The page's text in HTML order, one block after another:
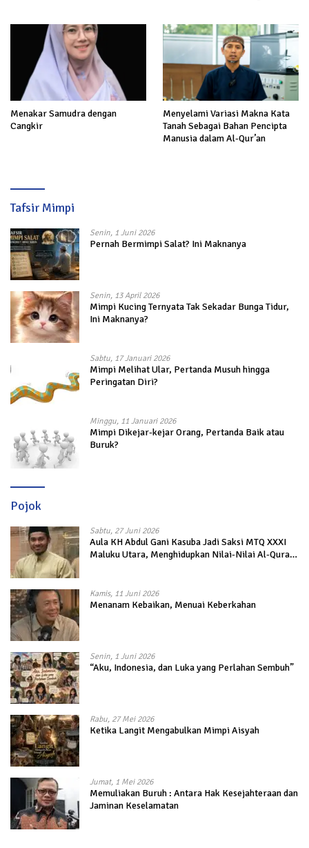
Menakar Samudra dengan
Cangkir
Menyelami Variasi Makna Kata
Tanah Sebagai Bahan Pencipta
Manusia dalam Al-Qur’an
Tafsir Mimpi
Senin, 1 Juni 2026
Pernah Bermimpi Salat? Ini Maknanya
Senin, 13 April 2026
Mimpi Kucing Ternyata Tak Sekadar Bunga Tidur,
Ini Maknanya?
Sabtu, 17 Januari 2026
Mimpi Melihat Ular, Pertanda Musuh hingga
Peringatan Diri?
Minggu, 11 Januari 2026
Mimpi Dikejar-kejar Orang, Pertanda Baik atau
Buruk?
Pojok
Sabtu, 27 Juni 2026
Aula KH Abdul Gani Kasuba Jadi Saksi MTQ XXXI
Maluku Utara, Menghidupkan Nilai-Nilai Al-Quran
Kamis, 11 Juni 2026
Menanam Kebaikan, Menuai Keberkahan
Senin, 1 Juni 2026
“Aku, Indonesia, dan Luka yang Perlahan Sembuh”
Rabu, 27 Mei 2026
Ketika Langit Mengabulkan Mimpi Aisyah
Jumat, 1 Mei 2026
Memuliakan Buruh : Antara Hak Kesejahteraan dan
Jaminan Keselamatan